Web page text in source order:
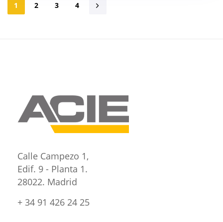
1 2 3 4
Calle Campezo 1,
Edif. 9 - Planta 1.
28022. Madrid
+ 34 91 426 24 25